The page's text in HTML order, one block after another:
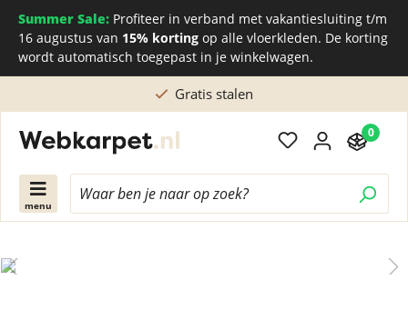
Summer Sale: Profiteer in verband met vakantiesluiting t/m
16 augustus van 15% korting op alle vloerkleden. De korting
wordt automatisch toegepast in je winkelwagen.
Gratis stalen
menu
0